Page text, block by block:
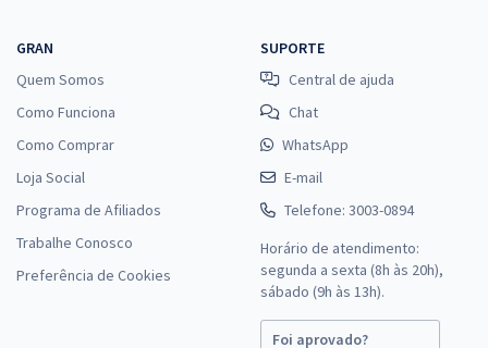
GRAN
Quem Somos
Como Funciona
Como Comprar
Loja Social
Programa de Afiliados
Trabalhe Conosco
Preferência de Cookies
SUPORTE
Central de ajuda
Chat
WhatsApp
E-mail
Telefone: 3003-0894
Horário de atendimento:
segunda a sexta (8h às 20h),
sábado (9h às 13h).
Foi aprovado?